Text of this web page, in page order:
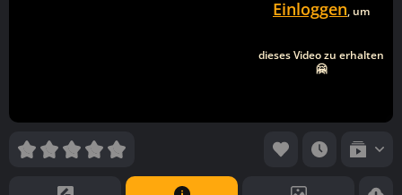
Einloggen, um
dieses Video zu erhalten
🤗